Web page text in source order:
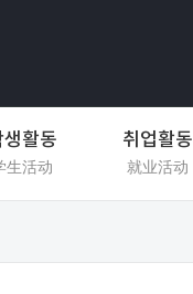
생활동
生活动
취업활동
就业活动